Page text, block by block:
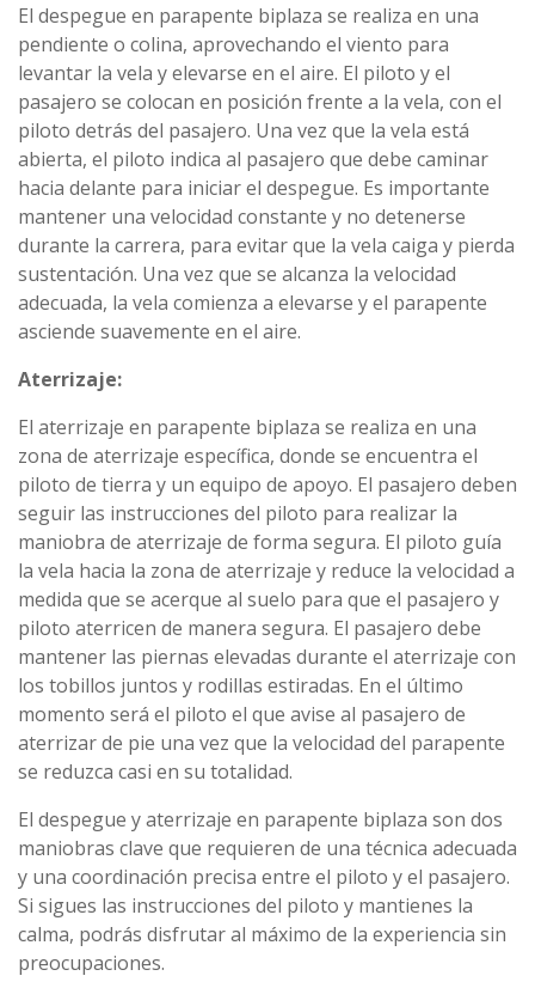
El despegue en parapente biplaza se realiza en una
pendiente o colina, aprovechando el viento para
levantar la vela y elevarse en el aire. El piloto y el
pasajero se colocan en posición frente a la vela, con el
piloto detrás del pasajero. Una vez que la vela está
abierta, el piloto indica al pasajero que debe caminar
hacia delante para iniciar el despegue. Es importante
mantener una velocidad constante y no detenerse
durante la carrera, para evitar que la vela caiga y pierda
sustentación. Una vez que se alcanza la velocidad
adecuada, la vela comienza a elevarse y el parapente
asciende suavemente en el aire.
Aterrizaje:
El aterrizaje en parapente biplaza se realiza en una
zona de aterrizaje específica, donde se encuentra el
piloto de tierra y un equipo de apoyo. El pasajero deben
seguir las instrucciones del piloto para realizar la
maniobra de aterrizaje de forma segura. El piloto guía
la vela hacia la zona de aterrizaje y reduce la velocidad a
medida que se acerque al suelo para que el pasajero y
piloto aterricen de manera segura. El pasajero debe
mantener las piernas elevadas durante el aterrizaje con
los tobillos juntos y rodillas estiradas. En el último
momento será el piloto el que avise al pasajero de
aterrizar de pie una vez que la velocidad del parapente
se reduzca casi en su totalidad.
El despegue y aterrizaje en parapente biplaza son dos
maniobras clave que requieren de una técnica adecuada
y una coordinación precisa entre el piloto y el pasajero.
Si sigues las instrucciones del piloto y mantienes la
calma, podrás disfrutar al máximo de la experiencia sin
preocupaciones.